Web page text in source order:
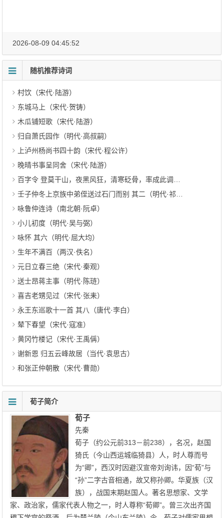
2026-08-09 04:45:52
随机推荐诗词
村饮（宋代·陆游）
东城马上（宋代·贺铸）
木瓜铺短歌（宋代·陆游）
归自萧氏园作（明代·高叔嗣）
上泸州杨尚书四十韵（宋代·程公许）
晚晴书事呈同舍（宋代·陆游）
百字令 登莫干山，夜黑风狂，清寒砭骨，率成此调（清代·吕碧城）
壬子仲冬上京族中弟侄送过石门而别 其二（明代·祁顺）
咏鲁仲连诗（南北朝·阮卓）
小儿初度（明代·吴与弼）
咏怀 其六（明代·屈大均）
生年不满百（两汉·佚名）
元日立春三绝（宋代·秦观）
送士昂蒋主事（明代·陈琏）
喜吉老甥见过（宋代·张耒）
永王东巡歌十一首 其八（唐代·李白）
辇下春望（宋代·寇准）
黄冈竹楼记（宋代·王禹偁）
谢新恩 归五云峰故居（当代·袁思古）
和张正仲朝散（宋代·曹勋）
荀子简介
荀子
先秦
荀子（约公元前313－前238），名况，赵国
猗氏（今山西运城临猗县）人，时人尊而号
为“卿”，西汉时因避汉宣帝刘询讳，因“荀”与
“孙”二字古音相通，故又称孙卿。华夏族（汉
族），战国末期赵国人。著名思想家、文学
家、政治家，儒家代表人物之一，时人尊称“荀卿”。曾三次出齐国